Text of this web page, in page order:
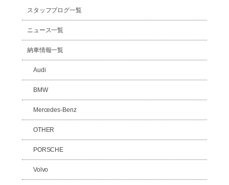
スタッフブログ一覧
ニュース一覧
納車情報一覧
Audi
BMW
Mercedes-Benz
OTHER
PORSCHE
Volvo